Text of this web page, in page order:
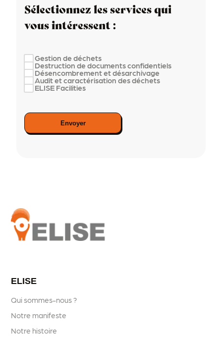
Sélectionnez les services qui
vous intéressent :
Gestion de déchets
Destruction de documents confidentiels
Désencombrement et désarchivage
Audit et caractérisation des déchets
ELISE Facilities
Envoyer
ELISE
Qui sommes-nous ?
Notre manifeste
Notre histoire